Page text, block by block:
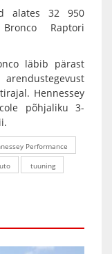
alates 32 950
Raptori
läbib pärast
Hennessey
põhjaliku 3-
Performance
tuuning